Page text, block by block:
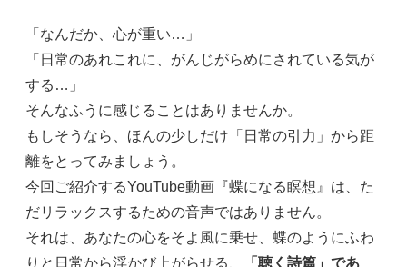
「なんだか、心が重い…」
「日常のあれこれに、がんじがらめにされている気が
する…」
そんなふうに感じることはありませんか。
もしそうなら、ほんの少しだけ「日常の引力」から距
離をとってみましょう。
今回ご紹介するYouTube動画『蝶になる瞑想』は、た
だリラックスするための音声ではありません。
それは、あなたの心をそよ風に乗せ、蝶のようにふわ
りと日常から浮かび上がらせる、
「聴く詩篇」であ